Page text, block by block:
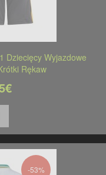
Dziecięcy Wyjazdowe
Rękaw
-53%